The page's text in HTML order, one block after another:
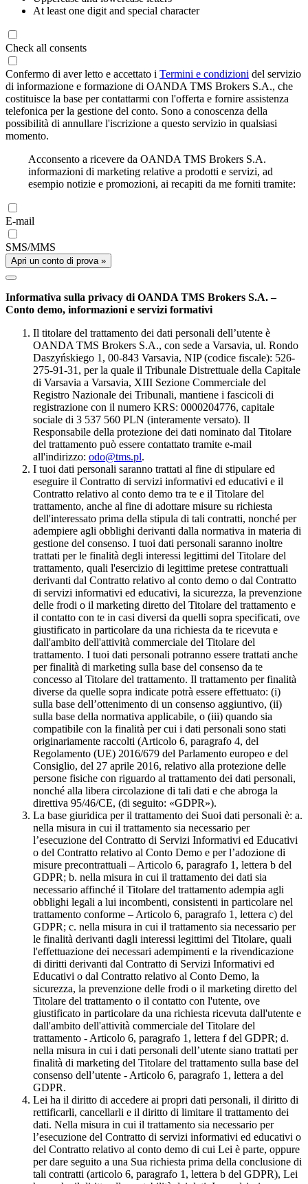
At least one digit and special character
Check all consents
Confermo di aver letto e accettato i Termini e condizioni del servizio
di informazione e formazione di OANDA TMS Brokers S.A., che
costituisce la base per contattarmi con l'offerta e fornire assistenza
telefonica per la gestione del conto. Sono a conoscenza della
possibilità di annullare l'iscrizione a questo servizio in qualsiasi
momento.
Acconsento a ricevere da OANDA TMS Brokers S.A.
informazioni di marketing relative a prodotti e servizi, ad
esempio notizie e promozioni, ai recapiti da me forniti tramite:
E-mail
SMS/MMS
Apri un conto di prova »
Informativa sulla privacy di OANDA TMS Brokers S.A. –
Conto demo, informazioni e servizi formativi
Il titolare del trattamento dei dati personali dell’utente è
OANDA TMS Brokers S.A., con sede a Varsavia, ul. Rondo
Daszyńskiego 1, 00-843 Varsavia, NIP (codice fiscale): 526-
275-91-31, per la quale il Tribunale Distrettuale della Capitale
di Varsavia a Varsavia, XIII Sezione Commerciale del
Registro Nazionale dei Tribunali, mantiene i fascicoli di
registrazione con il numero KRS: 0000204776, capitale
sociale di 3 537 560 PLN (interamente versato). Il
Responsabile della protezione dei dati nominato dal Titolare
del trattamento può essere contattato tramite e-mail
all'indirizzo: odo@tms.pl.
I tuoi dati personali saranno trattati al fine di stipulare ed
eseguire il Contratto di servizi informativi ed educativi e il
Contratto relativo al conto demo tra te e il Titolare del
trattamento, anche al fine di adottare misure su richiesta
dell'interessato prima della stipula di tali contratti, nonché per
adempiere agli obblighi derivanti dalla normativa in materia di
gestione del consenso. I tuoi dati personali saranno inoltre
trattati per le finalità degli interessi legittimi del Titolare del
trattamento, quali l'esercizio di legittime pretese contrattuali
derivanti dal Contratto relativo al conto demo o dal Contratto
di servizi informativi ed educativi, la sicurezza, la prevenzione
delle frodi o il marketing diretto del Titolare del trattamento e
il contatto con te in casi diversi da quelli sopra specificati, ove
giustificato in particolare da una richiesta da te ricevuta e
dall'ambito dell'attività commerciale del Titolare del
trattamento. I tuoi dati personali potranno essere trattati anche
per finalità di marketing sulla base del consenso da te
concesso al Titolare del trattamento. Il trattamento per finalità
diverse da quelle sopra indicate potrà essere effettuato: (i)
sulla base dell’ottenimento di un consenso aggiuntivo, (ii)
sulla base della normativa applicabile, o (iii) quando sia
compatibile con la finalità per cui i dati personali sono stati
originariamente raccolti (Articolo 6, paragrafo 4, del
Regolamento (UE) 2016/679 del Parlamento europeo e del
Consiglio, del 27 aprile 2016, relativo alla protezione delle
persone fisiche con riguardo al trattamento dei dati personali,
nonché alla libera circolazione di tali dati e che abroga la
direttiva 95/46/CE, (di seguito: «GDPR»).
La base giuridica per il trattamento dei Suoi dati personali è: a.
nella misura in cui il trattamento sia necessario per
l’esecuzione del Contratto di Servizi Informativi ed Educativi
o del Contratto relativo al Conto Demo e per l’adozione di
misure precontrattuali – Articolo 6, paragrafo 1, lettera b del
GDPR; b. nella misura in cui il trattamento dei dati sia
necessario affinché il Titolare del trattamento adempia agli
obblighi legali a lui incombenti, consistenti in particolare nel
trattamento conforme – Articolo 6, paragrafo 1, lettera c) del
GDPR; c. nella misura in cui il trattamento sia necessario per
le finalità derivanti dagli interessi legittimi del Titolare, quali
l'effettuazione dei necessari adempimenti e la rivendicazione
di diritti derivanti dal Contratto di Servizi Informativi ed
Educativi o dal Contratto relativo al Conto Demo, la
sicurezza, la prevenzione delle frodi o il marketing diretto del
Titolare del trattamento o il contatto con l'utente, ove
giustificato in particolare da una richiesta ricevuta dall'utente e
dall'ambito dell'attività commerciale del Titolare del
trattamento - Articolo 6, paragrafo 1, lettera f del GDPR; d.
nella misura in cui i dati personali dell’utente siano trattati per
finalità di marketing del Titolare del trattamento sulla base del
consenso dell’utente - Articolo 6, paragrafo 1, lettera a del
GDPR.
Lei ha il diritto di accedere ai propri dati personali, il diritto di
rettificarli, cancellarli e il diritto di limitare il trattamento dei
dati. Nella misura in cui il trattamento sia necessario per
l’esecuzione del Contratto di servizi informativi ed educativi o
del Contratto relativo al conto demo di cui Lei è parte, oppure
per dare seguito a una Sua richiesta prima della conclusione di
tali contratti (articolo 6, paragrafo 1, lettera b del GDPR), Lei